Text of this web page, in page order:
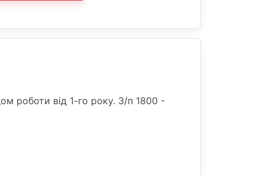
роботи від 1-го року. 3/п 1800 -